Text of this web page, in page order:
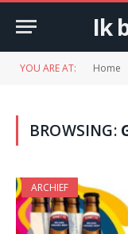
Ik
YOU ARE AT: Home
BROWSING:
ARCHIEF